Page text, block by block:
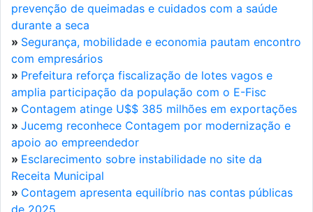
prevenção de queimadas e cuidados com a saúde
durante a seca
» Segurança, mobilidade e economia pautam encontro
com empresários
» Prefeitura reforça fiscalização de lotes vagos e
amplia participação da população com o E-Fisc
» Contagem atinge U$$ 385 milhões em exportações
» Jucemg reconhece Contagem por modernização e
apoio ao empreendedor
» Esclarecimento sobre instabilidade no site da
Receita Municipal
» Contagem apresenta equilíbrio nas contas públicas